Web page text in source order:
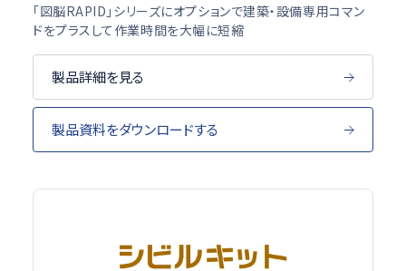
「図脳RAPID」シリーズにオプションで建築・設備専用コマン
ドをプラスして作業時間を大幅に短縮
製品詳細を見る
製品資料をダウンロードする